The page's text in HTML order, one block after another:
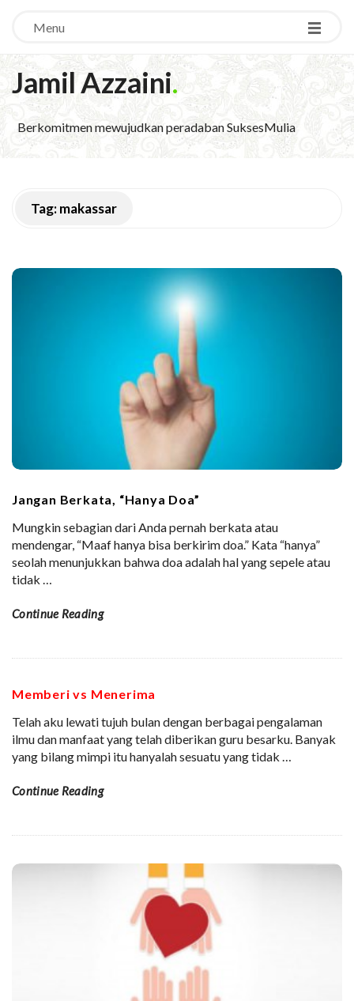
Menu
Jamil Azzaini.
Berkomitmen mewujudkan peradaban SuksesMulia
Tag:makassar
Jangan Berkata, “Hanya Doa”
Mungkin sebagian dari Anda pernah berkata atau
mendengar, “Maaf hanya bisa berkirim doa.” Kata “hanya”
seolah menunjukkan bahwa doa adalah hal yang sepele atau
tidak …
Continue Reading
Memberi vs Menerima
Telah aku lewati tujuh bulan dengan berbagai pengalaman
ilmu dan manfaat yang telah diberikan guru besarku. Banyak
yang bilang mimpi itu hanyalah sesuatu yang tidak …
Continue Reading